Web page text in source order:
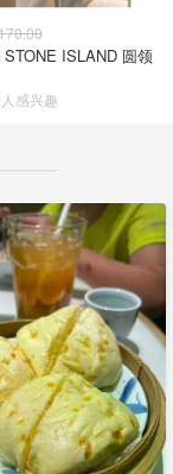
ISLAND 圆领
感兴趣